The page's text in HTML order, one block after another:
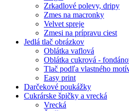
Zrkadlové polevy, dripy
Zmes na macronky
Velvet spreje
Zmesi na prípravu ciest
Jedlá tlač obrázkov
Oblátka vaflová
Oblátka cukrová -
Tlač podľa vlastného
Easy print
Darčekové poukážky
Cukrárske špičky a vrecká
Vrecká